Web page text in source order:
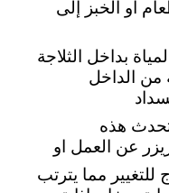
أو الخبز إلى
بداخل الثلاجة
من الداخل
هذه
عن العمل او
مما يترتب